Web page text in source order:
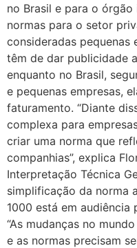
no Brasil e para o
normas para o setor
consideradas pequenas
têm de dar publicidade
enquanto no Brasil,
e pequenas empresas,
faturamento. “Diante
complexa para
criar uma norma que
companhias”, explica
Interpretação Técnica
simplificação da norma
1000 está em audiência
“As mudanças no
e as normas precisam